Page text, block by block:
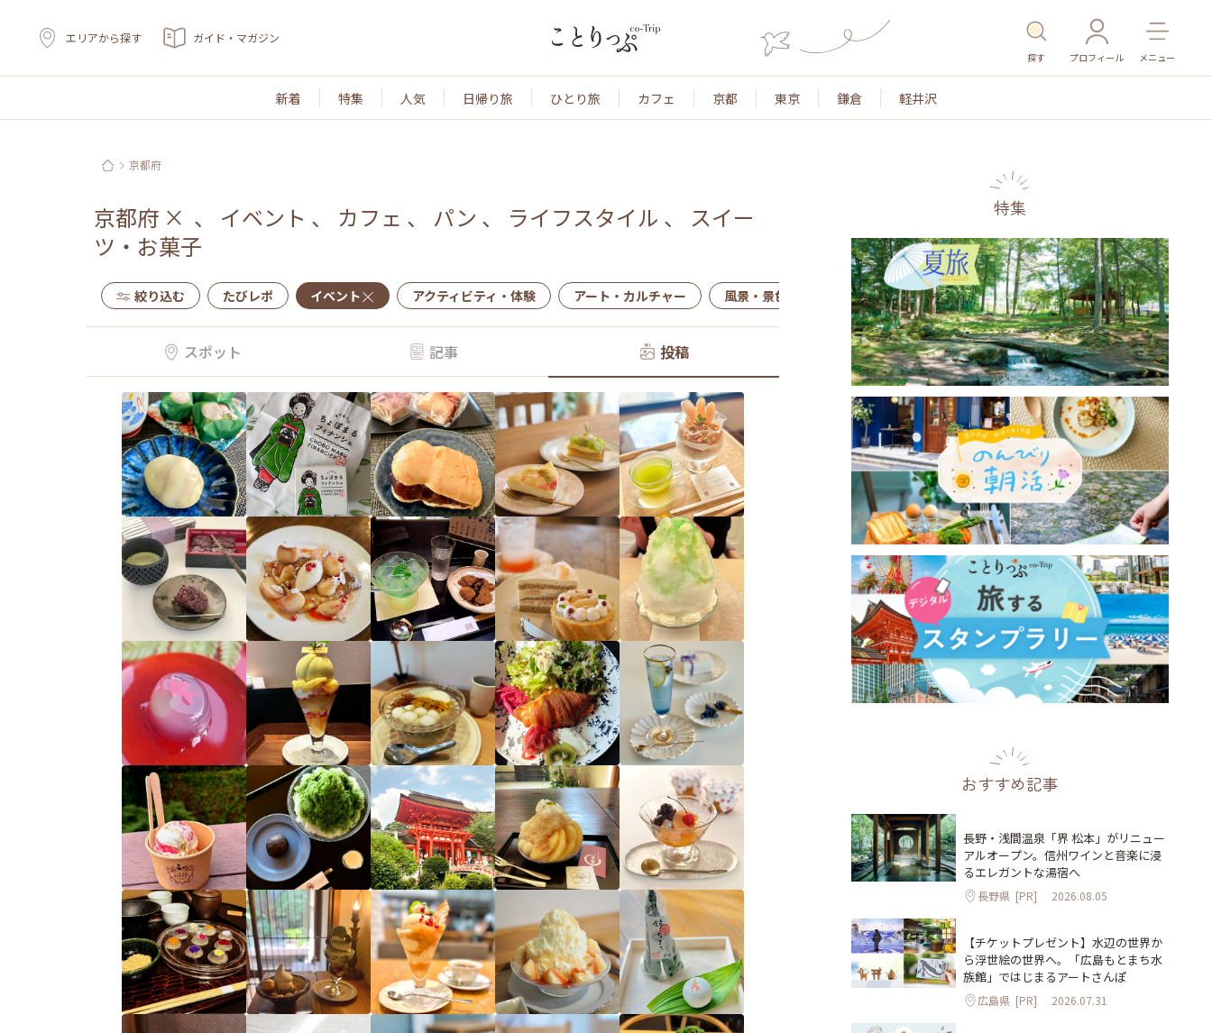
エリアから探す ガイド・マガジン
探す プロフィール メニュー
新着 特集 人気 日帰り旅 ひとり旅 カフェ 京都 東京 鎌倉 軽井沢
京都府
京都府 × 、 イベント 、 カフェ 、 パン 、 ライフスタイル 、 スイー
ツ・お菓子
絞り込む たびレポ イベント アクティビティ・体験 アート・カルチャー 風景・景色 名所・旧跡 温泉・スパ その他施設 ごはん
スポット 記事 投稿
特集
おすすめ記事
長野・浅間温泉「界 松本」がリニュー
アルオープン。信州ワインと音楽に浸
るエレガントな湯宿へ
長野県 [PR] 2026.08.05
【チケットプレゼント】水辺の世界か
ら浮世絵の世界へ。「広島もとまち水
族館」ではじまるアートさんぽ
広島県 [PR] 2026.07.31